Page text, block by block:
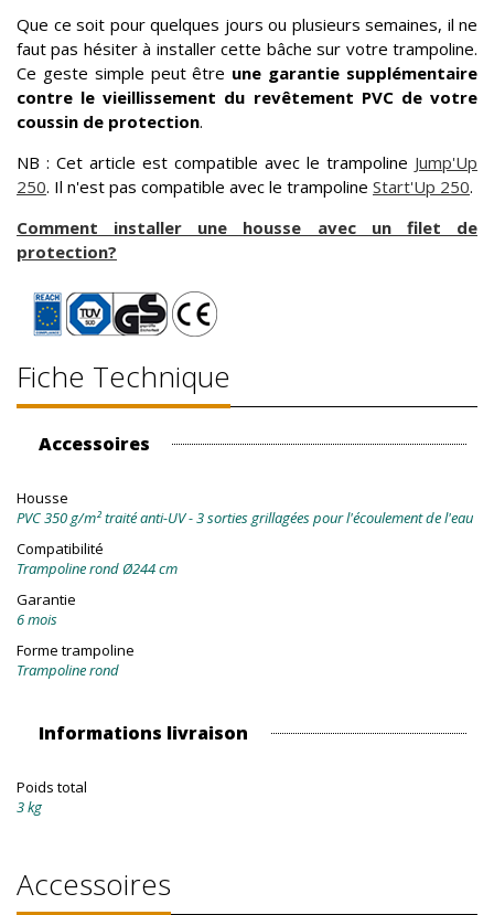
Que ce soit pour quelques jours ou plusieurs semaines, il ne
faut pas hésiter à installer cette bâche sur votre trampoline.
Ce geste simple peut être une garantie supplémentaire
contre le vieillissement du revêtement PVC de votre
coussin de protection.
NB : Cet article est compatible avec le trampoline Jump'Up
250. Il n'est pas compatible avec le trampoline Start'Up 250.
Comment installer une housse avec un filet de
protection?
Fiche Technique
Accessoires
Housse
PVC 350 g/m² traité anti-UV - 3 sorties grillagées pour l'écoulement de l'eau
Compatibilité
Trampoline rond Ø244 cm
Garantie
6 mois
Forme trampoline
Trampoline rond
Informations livraison
Poids total
3 kg
Accessoires